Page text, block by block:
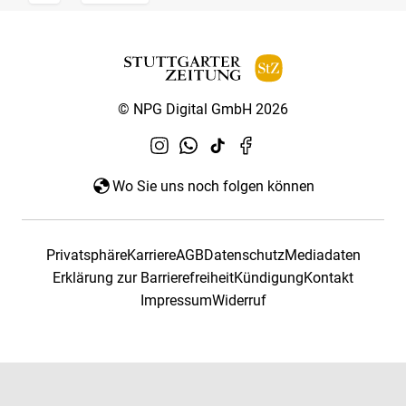
© NPG Digital GmbH 2026
Wo Sie uns noch folgen können
PrivatsphäreKarriereAGBDatenschutzMediadaten
Erklärung zur BarrierefreiheitKündigungKontakt
ImpressumWiderruf